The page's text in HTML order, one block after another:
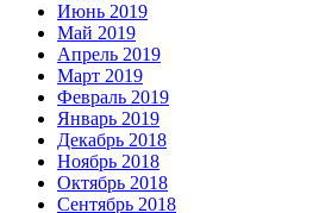
Июнь 2019
Май 2019
Апрель 2019
Март 2019
Февраль 2019
Январь 2019
Декабрь 2018
Ноябрь 2018
Октябрь 2018
Сентябрь 2018